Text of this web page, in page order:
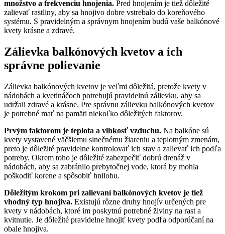
množstvo a frekvenciu hnojenia. Pred hnojením je tiež dôležité
zalievať rastliny, aby sa hnojivo dobre vstrebalo do koreňového
systému. S pravidelným a správnym hnojením budú vaše balkónové
kvety krásne a zdravé.
Zálievka balkónových kvetov a ich
správne polievanie
Zálievka balkónových kvetov je veľmi dôležitá, pretože kvety v
nádobách a kvetináčoch potrebujú pravidelnú zálievku, aby sa
udržali zdravé a krásne. Pre správnu zálievku balkónových kvetov
je potrebné mať na pamäti niekoľko dôležitých faktorov.
Prvým faktorom je teplota a vlhkosť vzduchu. Na balkóne sú
kvety vystavené väčšiemu slnečnému žiareniu a teplotným zmenám,
preto je dôležité pravidelne kontrolovať ich stav a zalievať ich podľa
potreby. Okrem toho je dôležité zabezpečiť dobrú drenáž v
nádobách, aby sa zabránilo prebytočnej vode, ktorá by mohla
poškodiť korene a spôsobiť hnilobu.
Dôležitým krokom pri zalievaní balkónových kvetov je tiež
vhodný typ hnojiva. Existujú rôzne druhy hnojív určených pre
kvety v nádobách, ktoré im poskytnú potrebné živiny na rast a
kvitnutie. Je dôležité pravidelne hnojiť kvety podľa odporúčaní na
obale hnojiva.